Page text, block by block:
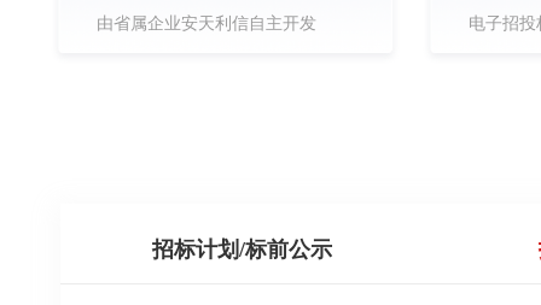
由省属企业安天利信自主开发 电子招
招标计划/标前公示